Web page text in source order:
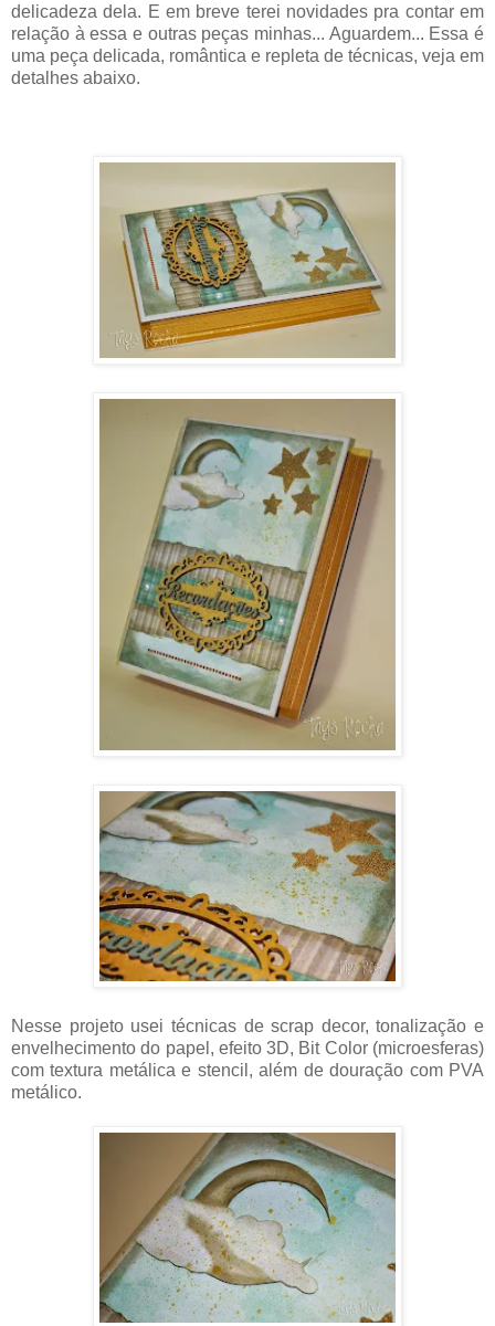
delicadeza dela. E em breve terei novidades pra contar em
relação à essa e outras peças minhas... Aguardem... Essa é
uma peça delicada, romântica e repleta de técnicas, veja em
detalhes abaixo.
Nesse projeto usei técnicas de scrap decor, tonalização e
envelhecimento do papel, efeito 3D, Bit Color (microesferas)
com textura metálica e stencil, além de douração com PVA
metálico.